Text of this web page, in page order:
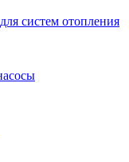
систем отопления